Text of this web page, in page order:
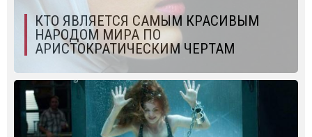
КТО ЯВЛЯЕТСЯ САМЫМ КРАСИВЫМ
НАРОДОМ МИРА ПО
АРИСТОКРАТИЧЕСКИМ ЧЕРТАМ